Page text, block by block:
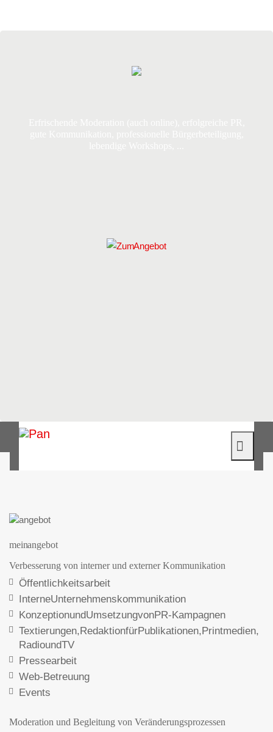
mein angebot
Verbesserung von interner und externer Kommunikation
Öffentlichkeitsarbeit
Interne Unternehmenskommunikation
Konzeption und Umsetzung von PR-Kampagnen
Textierungen, Redaktion für Publikationen, Printmedien,
Radio und TV
Pressearbeit
Web-Betreuung
Events
Moderation und Begleitung von Veränderungsprozessen